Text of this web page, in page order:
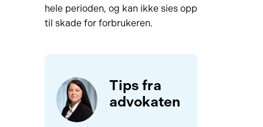
hele perioden, og kan ikke sies opp
til skade for forbrukeren.
Tips fra
advokaten